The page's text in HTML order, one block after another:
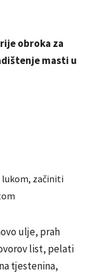
obroka za
masti u
lukom, začiniti
ulje, prah
list, pelati
tjestenina,